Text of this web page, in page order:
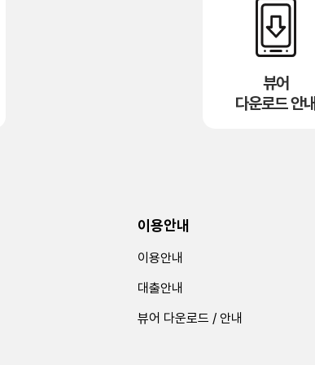
뷰어
다운로드 안내
이용안내
이용안내
대출안내
뷰어 다운로드 / 안내